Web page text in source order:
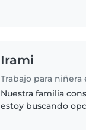
Irami
Trabajo para niñera
Nuestra familia
estoy buscando